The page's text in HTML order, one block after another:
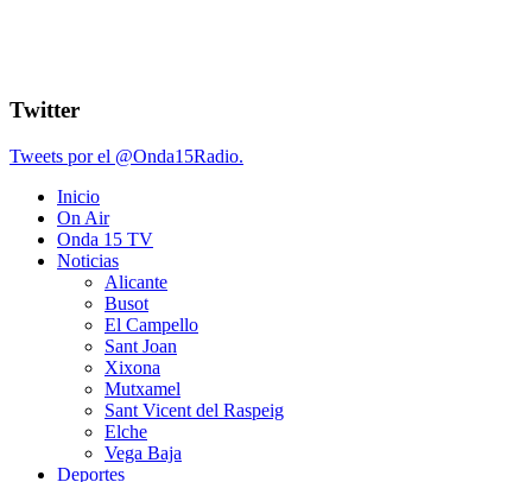
Twitter
Tweets por el @Onda15Radio.
Inicio
On Air
Onda 15 TV
Noticias
Alicante
Busot
El Campello
Sant Joan
Xixona
Mutxamel
Sant Vicent del Raspeig
Elche
Vega Baja
Deportes